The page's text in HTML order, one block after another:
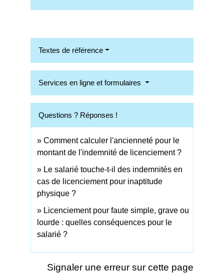
Textes de référence
Services en ligne et formulaires
Questions ? Réponses !
Comment calculer l'ancienneté pour le
montant de l'indemnité de licenciement ?
Le salarié touche-t-il des indemnités en
cas de licenciement pour inaptitude
physique ?
Licenciement pour faute simple, grave ou
lourde : quelles conséquences pour le
salarié ?
Signaler une erreur sur cette page